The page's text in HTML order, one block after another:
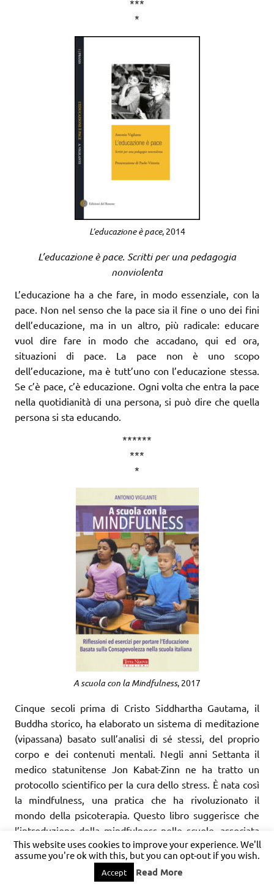
***
*
L’educazione è pace, 2014
L’educazione è pace. Scritti per una pedagogia
nonviolenta
L’educazione ha a che fare, in modo essenziale, con la
pace. Non nel senso che la pace sia il fine o uno dei fini
dell’educazione, ma in un altro, più radicale: educare
vuol dire fare in modo che accadano, qui ed ora,
situazioni di pace. La pace non è uno scopo
dell’educazione, ma è tutt’uno con l’educazione stessa.
Se c’è pace, c’è educazione. Ogni volta che entra la pace
nella quotidianità di una persona, si può dire che quella
persona si sta educando.
******
***
*
A scuola con la Mindfulness, 2017
Cinque secoli prima di Cristo Siddhartha Gautama, il
Buddha storico, ha elaborato un sistema di meditazione
(vipassana) basato sull’analisi di sé stessi, del proprio
corpo e dei contenuti mentali. Negli anni Settanta il
medico statunitense Jon Kabat-Zinn ne ha tratto un
protocollo scientifico per la cura dello stress. È nata così
la mindfulness, una pratica che ha rivoluzionato il
mondo della psicoterapia. Questo libro suggerisce che
l’introduzione della mindfulness nelle scuole, associata
alla pratica occidentale del dialogo filosofico,
rappresenta l’occasione per un cambiamento di
paradigma in campo educativo. La mindfulness può
This website uses cookies to improve your experience. We'll
assume you're ok with this, but you can opt-out if you wish.
Accept Read More